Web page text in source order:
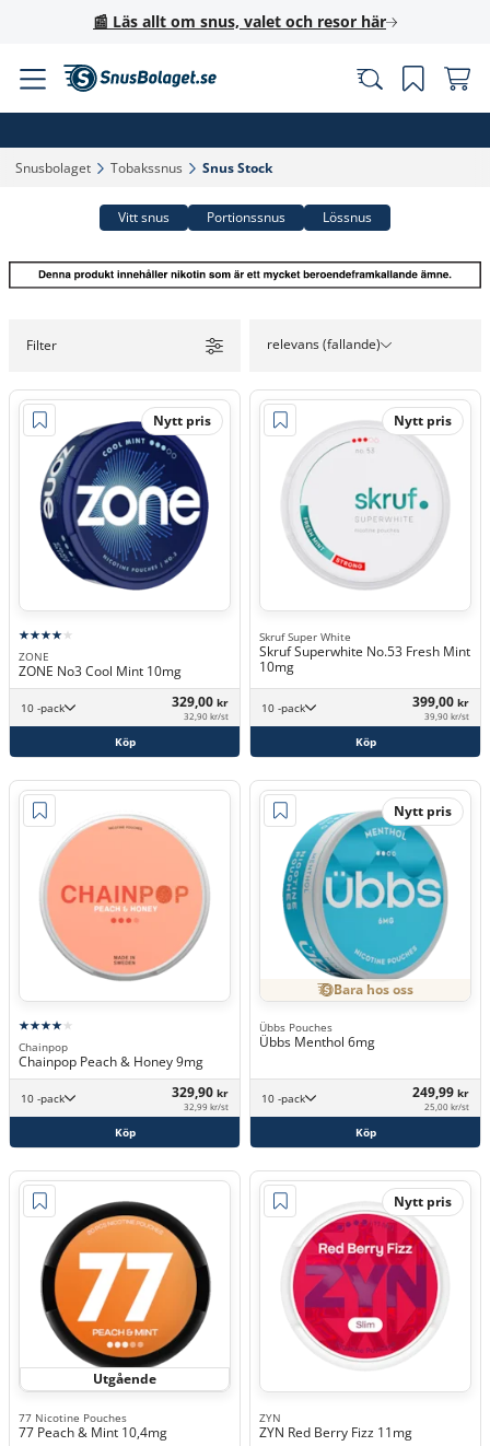
📰 Läs allt om snus, valet och resor här
Snusbolaget‎ Tobakssnus‎ Snus Stock‎
Vitt snus Portionssnus Lössnus
Filter relevans (fallande)
Nytt pris
ZONE
ZONE No3 Cool Mint 10mg
10 -pack 329,00 kr
32,90 kr/st
Köp
Nytt pris
Skruf Super White
Skruf Superwhite No.53 Fresh Mint
10mg
10 -pack 399,00 kr
39,90 kr/st
Köp
Chainpop
Chainpop Peach & Honey 9mg
10 -pack 329,90 kr
32,99 kr/st
Köp
Nytt pris
Bara hos oss
Übbs Pouches
Übbs Menthol 6mg
10 -pack 249,99 kr
25,00 kr/st
Köp
Utgående
77 Nicotine Pouches
77 Peach & Mint 10,4mg
Nytt pris
ZYN
ZYN Red Berry Fizz 11mg